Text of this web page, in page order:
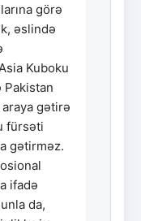
görə
əslində
Kuboku
gətirə
fürsəti
gətirməz.
ifadə
da,